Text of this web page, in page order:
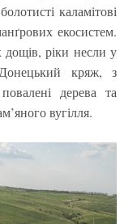
каламітові
екосистем.
ріки несли у
кряж, з
дерева та
вугілля.